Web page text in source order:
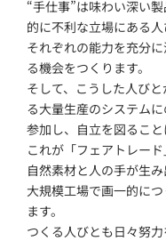
“手仕事”は味わい深い
的に不利な立場にある人
それぞれの能力を充分
る機会をつくります。
そして、こうした人び
る大量生産のシステム
参加し、自立を図ること
これが「フェアトレード
自然素材と人の手が生み
大規模工場で画一的に
ます。
つくる人びとも日々努力